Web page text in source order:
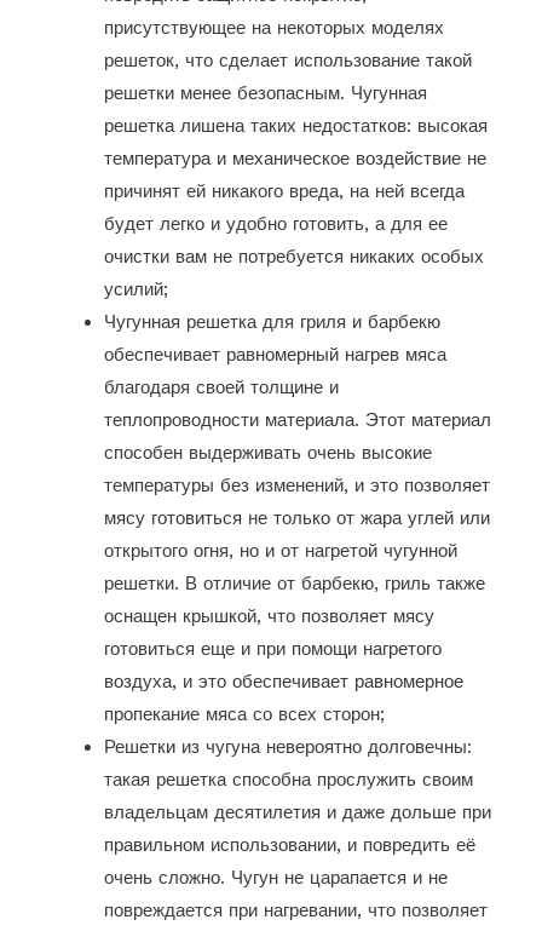
присутствующее на некоторых моделях
решеток, что сделает использование такой
решетки менее безопасным. Чугунная
решетка лишена таких недостатков: высокая
температура и механическое воздействие не
причинят ей никакого вреда, на ней всегда
будет легко и удобно готовить, а для ее
очистки вам не потребуется никаких особых
усилий;
Чугунная решетка для гриля и барбекю
обеспечивает равномерный нагрев мяса
благодаря своей толщине и
теплопроводности материала. Этот материал
способен выдерживать очень высокие
температуры без изменений, и это позволяет
мясу готовиться не только от жара углей или
открытого огня, но и от нагретой чугунной
решетки. В отличие от барбекю, гриль также
оснащен крышкой, что позволяет мясу
готовиться еще и при помощи нагретого
воздуха, и это обеспечивает равномерное
пропекание мяса со всех сторон;
Решетки из чугуна невероятно долговечны:
такая решетка способна прослужить своим
владельцам десятилетия и даже дольше при
правильном использовании, и повредить её
очень сложно. Чугун не царапается и не
повреждается при нагревании, что позволяет